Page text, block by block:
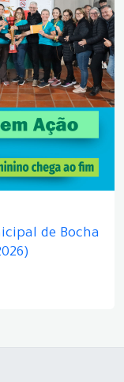
de Bocha